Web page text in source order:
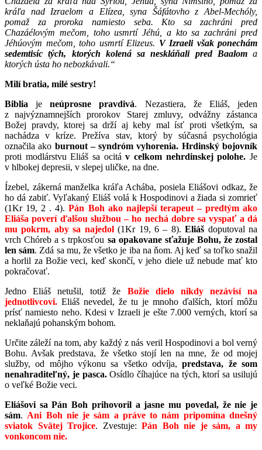
kráľa nad Izraelom a Elízea, syna Šáfátovho z Abel-Mechóly,
pomaž za proroka namiesto seba. Kto sa zachráni pred
Chazáélovým mečom, toho usmrtí Jéhú, a kto sa zachráni pred
Jéhúovým mečom, toho usmrtí Elizeus. V Izraeli však ponechám
sedemtisíc tých, ktorých kolená sa neskláňali pred Baalom a
ktorých ústa ho nebozkávali.“
Milí bratia, milé sestry!
Biblia jeneúprosne pravdivá. Nezastiera, že Eliáš, jeden
z najvýznamnejších prorokov Starej zmluvy, odvážny zástanca
Božej pravdy, ktorej sa drží aj keby mal ísť proti všetkým, sa
nachádza v kríze. Prežíva stav, ktorý by súčasná psychológia
označila ako burnout – syndróm vyhorenia. Hrdinský bojovník
proti modlárstvu Eliáš sa ocitáv celkom nehrdinskej polohe. Je
v hlbokej depresii, v slepej uličke, na dne.
Ízebel, zákerná manželka kráľa Achába, posiela Eliášovi odkaz, že
ho dá zabiť. Vyľakaný Eliáš volá k Hospodinovi a žiada si zomrieť
(1Kr 19, 2 . 4).Pán Boh ako najlepší terapeut – predtým ako
Eliáša poverí ďalšou službou – ho nechá dobre sa vyspať a dá
mu pokrm, aby sa najedol(1Kr 19, 6 – 8). Eliáš doputoval na
vrch Chóreb a s trpkosťou sa opakovane sťažuje Bohu, že zostal
len sám. Zdá sa mu, že všetko je iba na ňom. Aj keď sa toľko snažil
a horlil za Božie veci, keď skončí, v jeho diele už nebude mať kto
pokračovať.
Jedno Eliáš netušil, totiž že Božie dielo nikdy nezávisí na
jednotlivcovi. Eliáš nevedel, že tu je mnoho ďalších, ktorí môžu
prísť namiesto neho. Kdesi v Izraeli je ešte 7.000 verných, ktorí sa
neklaňajú pohanským bohom.
Určite záleží na tom, aby každý z nás veril Hospodinovi a bol verný
Bohu. Avšak predstava, že všetko stojí len na mne, že od mojej
služby, od môjho výkonu sa všetko odvíja,predstava, že som
nenahraditeľný, je pasca.Osídlo číhajúce na tých, ktorí sa usilujú
o veľké Božie veci.
Eliášovi sa Pán Boh prihovoril a jasne mu povedal, že nie je
sám. Ani Boh nie je sám a práve to nám pripomína dnešný
sviatok Svätej Trojice. Zvestuje: Pán Boh nie je sám, a my
vonkoncom nie.